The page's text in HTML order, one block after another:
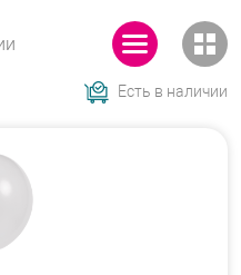
Есть в наличии